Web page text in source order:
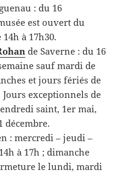
: du 16
est ouvert du
à 17h30.
de Saverne : du 16
sauf mardi de
et jours fériés de
Jours exceptionnels de
saint, 1er mai,
décembre.
: mercredi – jeudi –
à 17h ; dimanche
le lundi, mardi